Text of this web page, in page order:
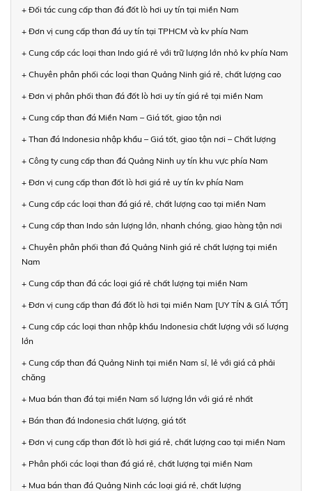
+ Đối tác cung cấp than đá đốt lò hơi uy tín tại miền Nam
+ Đơn vị cung cấp than đá uy tín tại TPHCM và kv phía Nam
+ Cung cấp các loại than Indo giá rẻ với trữ lượng lớn nhỏ kv phía Nam
+ Chuyên phân phối các loại than Quảng Ninh giá rẻ, chất lượng cao
+ Đơn vị phân phối than đá đốt lò hơi uy tín giá rẻ tại miền Nam
+ Cung cấp than đá Miền Nam – Giá tốt, giao tận nơi
+ Than đá Indonesia nhập khẩu – Giá tốt, giao tận nơi – Chất lượng
+ Công ty cung cấp than đá Quảng Ninh uy tín khu vực phía Nam
+ Đơn vị cung cấp than đốt lò hơi giá rẻ uy tín kv phía Nam
+ Cung cấp các loại than đá giá rẻ, chất lượng cao tại miền Nam
+ Cung cấp than Indo sản lượng lớn, nhanh chóng, giao hàng tận nơi
+ Chuyên phân phối than đá Quảng Ninh giá rẻ chất lượng tại miền
Nam
+ Cung cấp than đá các loại giá rẻ chất lượng tại miền Nam
+ Đơn vị cung cấp than đá đốt lò hơi tại miền Nam [UY TÍN & GIÁ TỐT]
+ Cung cấp các loại than nhập khẩu Indonesia chất lượng với số lượng
lớn
+ Cung cấp than đá Quảng Ninh tại miền Nam sỉ, lẻ với giá cả phải
chăng
+ Mua bán than đá tại miền Nam số lượng lớn với giá rẻ nhất
+ Bán than đá Indonesia chất lượng, giá tốt
+ Đơn vị cung cấp than đốt lò hơi giá rẻ, chất lượng cao tại miền Nam
+ Phân phối các loại than đá giá rẻ, chất lượng tại miền Nam
+ Mua bán than đá Quảng Ninh các loại giá rẻ, chất lượng